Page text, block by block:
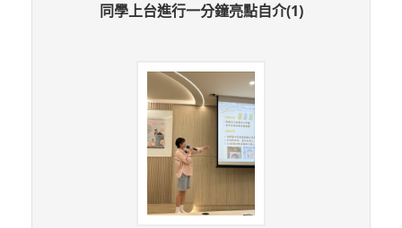
同學上台進行一分鐘亮點自介(1)